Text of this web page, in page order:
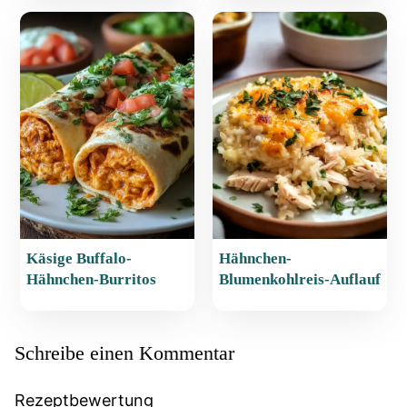
Käsige Buffalo-
Hähnchen-Burritos
Hähnchen-
Blumenkohlreis-Auflauf
Schreibe einen Kommentar
Rezeptbewertung